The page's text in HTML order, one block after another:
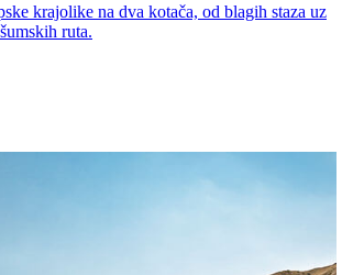
krajolike na dva kotača, od blagih staza uz
ruta.